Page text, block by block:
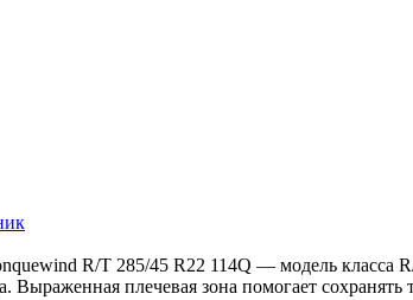
R/T 285/45 R22 114Q — модель класса
Выраженная плечевая зона помогает